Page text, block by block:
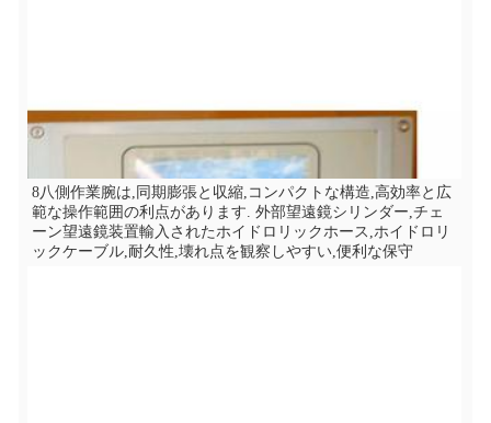
8八側作業腕は,同期膨張と収縮,コンパクトな構造,高効率と広
範な操作範囲の利点があります. 外部望遠鏡シリンダー,チェ
ーン望遠鏡装置輸入されたホイドロリックホース,ホイドロリ
ックケーブル,耐久性,壊れ点を観察しやすい,便利な保守